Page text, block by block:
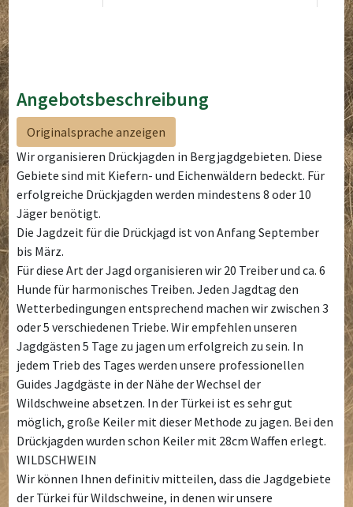
Angebotsbeschreibung
Originalsprache anzeigen
Wir organisieren Drückjagden in Bergjagdgebieten. Diese
Gebiete sind mit Kiefern- und Eichenwäldern bedeckt. Für
erfolgreiche Drückjagden werden mindestens 8 oder 10
Jäger benötigt.
Die Jagdzeit für die Drückjagd ist von Anfang September
bis März.
Für diese Art der Jagd organisieren wir 20 Treiber und ca. 6
Hunde für harmonisches Treiben. Jeden Jagdtag den
Wetterbedingungen entsprechend machen wir zwischen 3
oder 5 verschiedenen Triebe. Wir empfehlen unseren
Jagdgästen 5 Tage zu jagen um erfolgreich zu sein. In
jedem Trieb des Tages werden unsere professionellen
Guides Jagdgäste in der Nähe der Wechsel der
Wildschweine absetzen. In der Türkei ist es sehr gut
möglich, große Keiler mit dieser Methode zu jagen. Bei den
Drückjagden wurden schon Keiler mit 28cm Waffen erlegt.
WILDSCHWEIN
Wir können Ihnen definitiv mitteilen, dass die Jagdgebiete
der Türkei für Wildschweine, in denen wir unsere